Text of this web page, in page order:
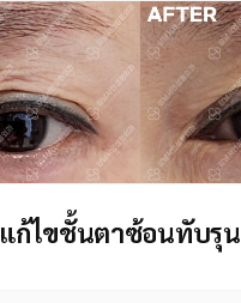
แก้ไขชั้นตาซ้อนทับรุน